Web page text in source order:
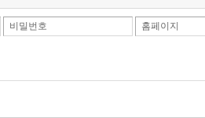
비밀번호 홈페이지